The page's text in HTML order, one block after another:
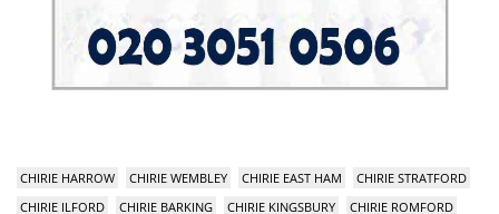
CHIRIE HARROW CHIRIE WEMBLEY CHIRIE EAST HAM
CHIRIE STRATFORD
CHIRIE ILFORD
CHIRIE BARKING CHIRIE KINGSBURY
CHIRIE ROMFORD